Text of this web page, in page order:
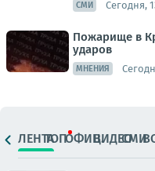
СМИ Сегодня,
Пожарище в
ударов
МНЕНИЯ
ЛЕНТАТОПОФИЦ.ВИДЕОСМИ